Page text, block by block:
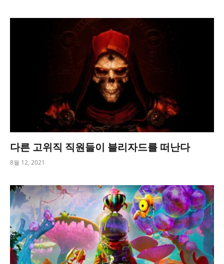
다른 고위직 직원들이 블리자드를 떠난다
8월 12, 2021